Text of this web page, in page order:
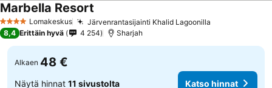
4 TähtiluokitusLomakeskus Järvenrantasijainti Khalid Lagoonilla
Marbella Resort
8,4 Erittäin hyvä 4 254 Sharjah
Alkaen 48 €
Näytä hinnat 11 sivustolta Katso hinnat